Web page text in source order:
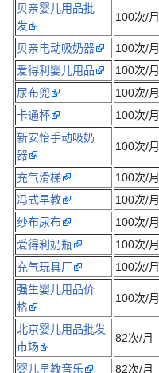
贝亲婴儿用品批
发
100次/月
贝亲电动吸奶器 100次/月
爱得利婴儿用品
100次/月
尿布兜
100次/月
卡通杯
100次/月
新安怡手动吸奶
器
100次/月
充气滑梯 100次/月
冯式早教
100次/月
纱布尿布
100次/月
爱得利奶瓶
100次/月
充气玩具厂
100次/月
强生婴儿用品价
格
100次/月
北京婴儿用品批发
市场
82次/月
婴儿早教音乐 82次/月